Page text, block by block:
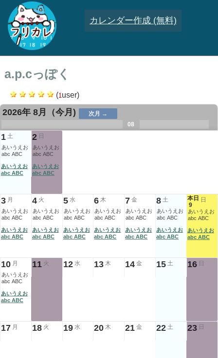
カレンダー作成 (無料)
a.p.cっぽく
(1user)
2026年 8月 （今月)
次月 →
08
1 土
あいうえお
abc ABC
あいうえお
abc ABC
2 日
あいうえお
abc ABC
あいうえお
abc ABC
3 月
あいうえお
abc ABC
あいうえお
abc ABC
4 火
あいうえお
abc ABC
あいうえお
abc ABC
5 水
あいうえお
abc ABC
あいうえお
abc ABC
6 木
あいうえお
abc ABC
あいうえお
abc ABC
7 金
あいうえお
abc ABC
あいうえお
abc ABC
8 土
あいうえお
abc ABC
あいうえお
abc ABC
本日
9
日
あいうえお
abc ABC
あいうえお
abc ABC
10 月
あいうえお
abc ABC
あいうえお
abc ABC
11 火 12 水 13 木 14 金 15 土 16 日
17 月 18 火 19 水 20 木 21 金 22 土 23 日